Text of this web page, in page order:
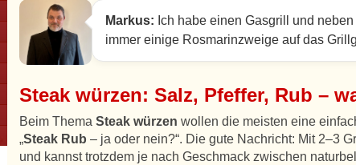
Markus: Ich habe einen Gasgrill und
immer einige Rosmarinzweige auf das
Steak würzen: Salz, Pfeffer, Rub –
Beim Thema Steak würzen wollen die meisten eine
„Steak Rub – ja oder nein?“. Die gute Nachricht: Mit 2–3
und kannst trotzdem je nach Geschmack zwischen